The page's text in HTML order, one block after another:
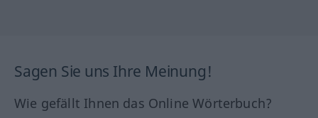
Sagen Sie uns Ihre Meinung!
Wie gefällt Ihnen das Online Wörterbuch?